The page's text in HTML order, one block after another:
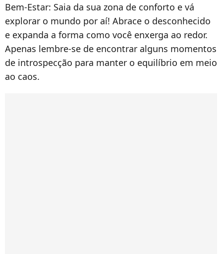
Bem-Estar: Saia da sua zona de conforto e vá
explorar o mundo por aí! Abrace o desconhecido
e expanda a forma como você enxerga ao redor.
Apenas lembre-se de encontrar alguns momentos
de introspecção para manter o equilíbrio em meio
ao caos.